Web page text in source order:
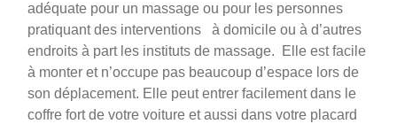
adéquate pour un massage ou pour les personnes
pratiquant des interventions à domicile ou à d’autres
endroits à part les instituts de massage. Elle est facile
à monter et n’occupe pas beaucoup d’espace lors de
son déplacement. Elle peut entrer facilement dans le
coffre fort de votre voiture et aussi dans votre placard